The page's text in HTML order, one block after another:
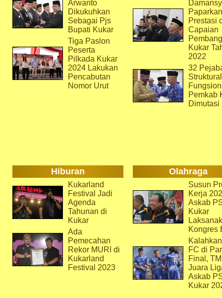
Arwanto
Dikukuhkan
Sebagai Pjs
Bupati Kukar
Tiga Paslon
Peserta
Pilkada Kukar
2024 Lakukan
Pencabutan
Nomor Urut
Paparkan
Prestasi
Capaian
Kukar
2022
32
Pemkab
Dimutasi
Hiburan Olahraga
Kukarland
Festival Jadi
Agenda
Tahunan di
Kukar
Ada
Pemecahan
Rekor MURI di
Kukarland
Festival 2023
Susun
Kerja
Askab
Kukar
Kongres
FC di
Final,
Juara
Askab
Kukar